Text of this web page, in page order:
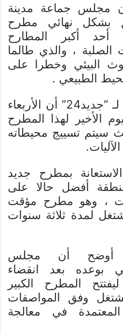
أن مجلس جماعة مدينة
بشكل نهائي مطرح
أحد أكبر المطارح
الصلبة ، والذي طالما
البيئي وخطرا على
الطبيعي .
وقال مصدر مطلع لـ “جديد24” أن الأربعاء
الأخير لهذا المطرح
سيتم تسييج محيطاته
بمطرح جديد
أفضل حالا على
، وهو مطرح مؤقت
لمدة ثلاثة سنوات
أوضح أن مجلس
بوعده بعد انقضاء
المطرح الكبير
وفق المواصفات
المعتمدة في معالجة